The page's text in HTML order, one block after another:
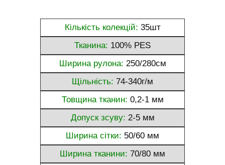
Кількість колекцій: 35шт
Тканина: 100% PES
Ширина рулона: 250/280см
Щільність: 74-340г/м
Товщина тканин: 0,2-1 мм
Допуск зсуву: 2-5 мм
Ширина сітки: 50/60 мм
Ширина тканини: 70/80 мм